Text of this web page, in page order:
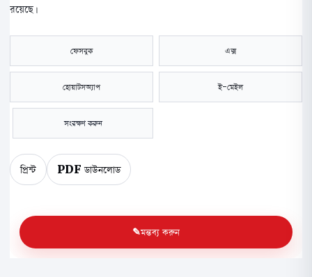
রয়েছে।
ফেসবুক এক্স
হোয়াটসঅ্যাপ ই-মেইল
সংরক্ষণ করুন
প্রিন্ট PDF ডাউনলোড
মন্তব্য করুন